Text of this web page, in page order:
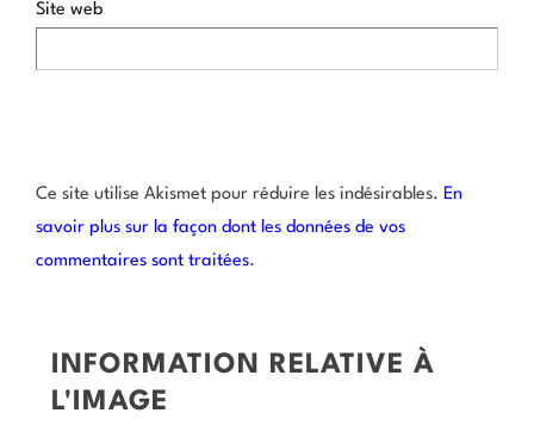
Site web
Ce site utilise Akismet pour réduire les indésirables. En
savoir plus sur la façon dont les données de vos
commentaires sont traitées.
INFORMATION RELATIVE À
L'IMAGE